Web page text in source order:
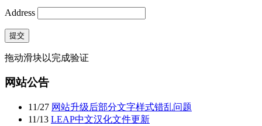
Address
提交
拖动滑块以完成验证
网站公告
11/27 网站升级后部分文字样式错乱问题
11/13 LEAP中文汉化文件更新